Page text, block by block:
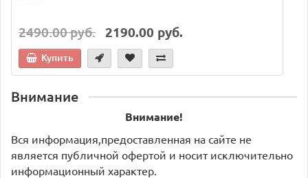
2490.00 руб. 2190.00 руб.
Купить
Внимание
Внимание!
Вся информация,предоставленная на сайте не
является публичной офертой и носит исключительно
информационный характер.